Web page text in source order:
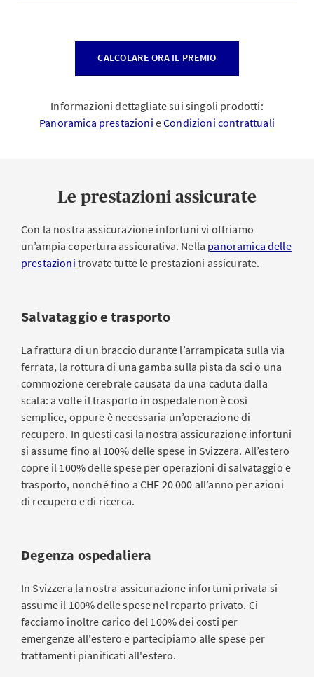
CALCOLARE ORA IL PREMIO
Informazioni dettagliate sui singoli prodotti:
Panoramica prestazioni eCondizioni contrattuali
Le prestazioni assicurate
Con la nostra assicurazione infortuni vi offriamo
un’ampia copertura assicurativa. Nella panoramica delle
prestazioni trovate tutte le prestazioni assicurate.
Salvataggio e trasporto
La frattura di un braccio durante l’arrampicata sulla via
ferrata, la rottura di una gamba sulla pista da sci o una
commozione cerebrale causata da una caduta dalla
scala: a volte il trasporto in ospedale non è così
semplice, oppure è necessaria un’operazione di
recupero. In questi casi la nostra assicurazione infortuni
si assume fino al 100% delle spese in Svizzera. All’estero
copre il 100% delle spese per operazioni di salvataggio e
trasporto, nonché fino a CHF 20 000 all’anno per azioni
di recupero e di ricerca.
Degenza ospedaliera
In Svizzera la nostra assicurazione infortuni privata si
assume il 100% delle spese nel reparto privato. Ci
facciamo inoltre carico del 100% dei costi per
emergenze all'estero e partecipiamo alle spese per
trattamenti pianificati all'estero.